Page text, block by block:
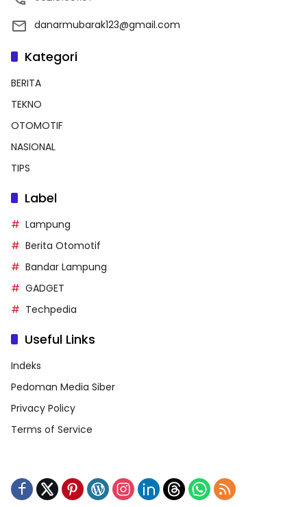
danarmubarak123@gmail.com
Kategori
BERITA
TEKNO
OTOMOTIF
NASIONAL
TIPS
Label
Lampung
Berita Otomotif
Bandar Lampung
GADGET
Techpedia
Useful Links
Indeks
Pedoman Media Siber
Privacy Policy
Terms of Service